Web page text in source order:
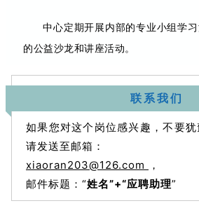
中心定期开展内部的专业小组学习
的公益沙龙和讲座活动。
联系我们
如果您对这个岗位感兴趣，不要
请发送至邮箱：
xiaoran203@126.com
，
邮件标题：“姓名”+“应聘助理”